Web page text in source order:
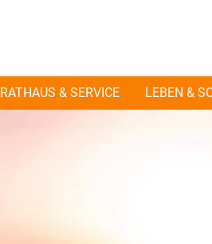
RATHAUS & SERVICE LEBEN &